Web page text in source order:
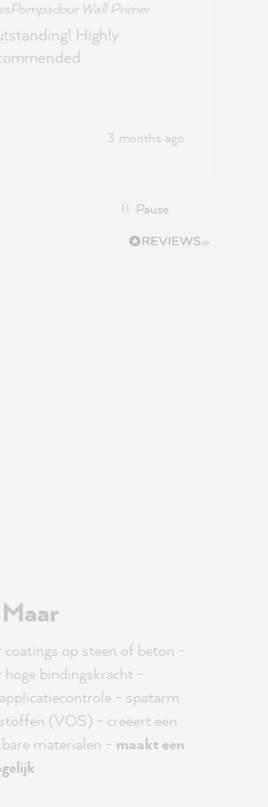
Wall Primer
Highly
3 months ago
Pause
coatings op steen of beton -
bindingskracht -
- spatarm
(VOS) - creëert een
materialen - maakt een